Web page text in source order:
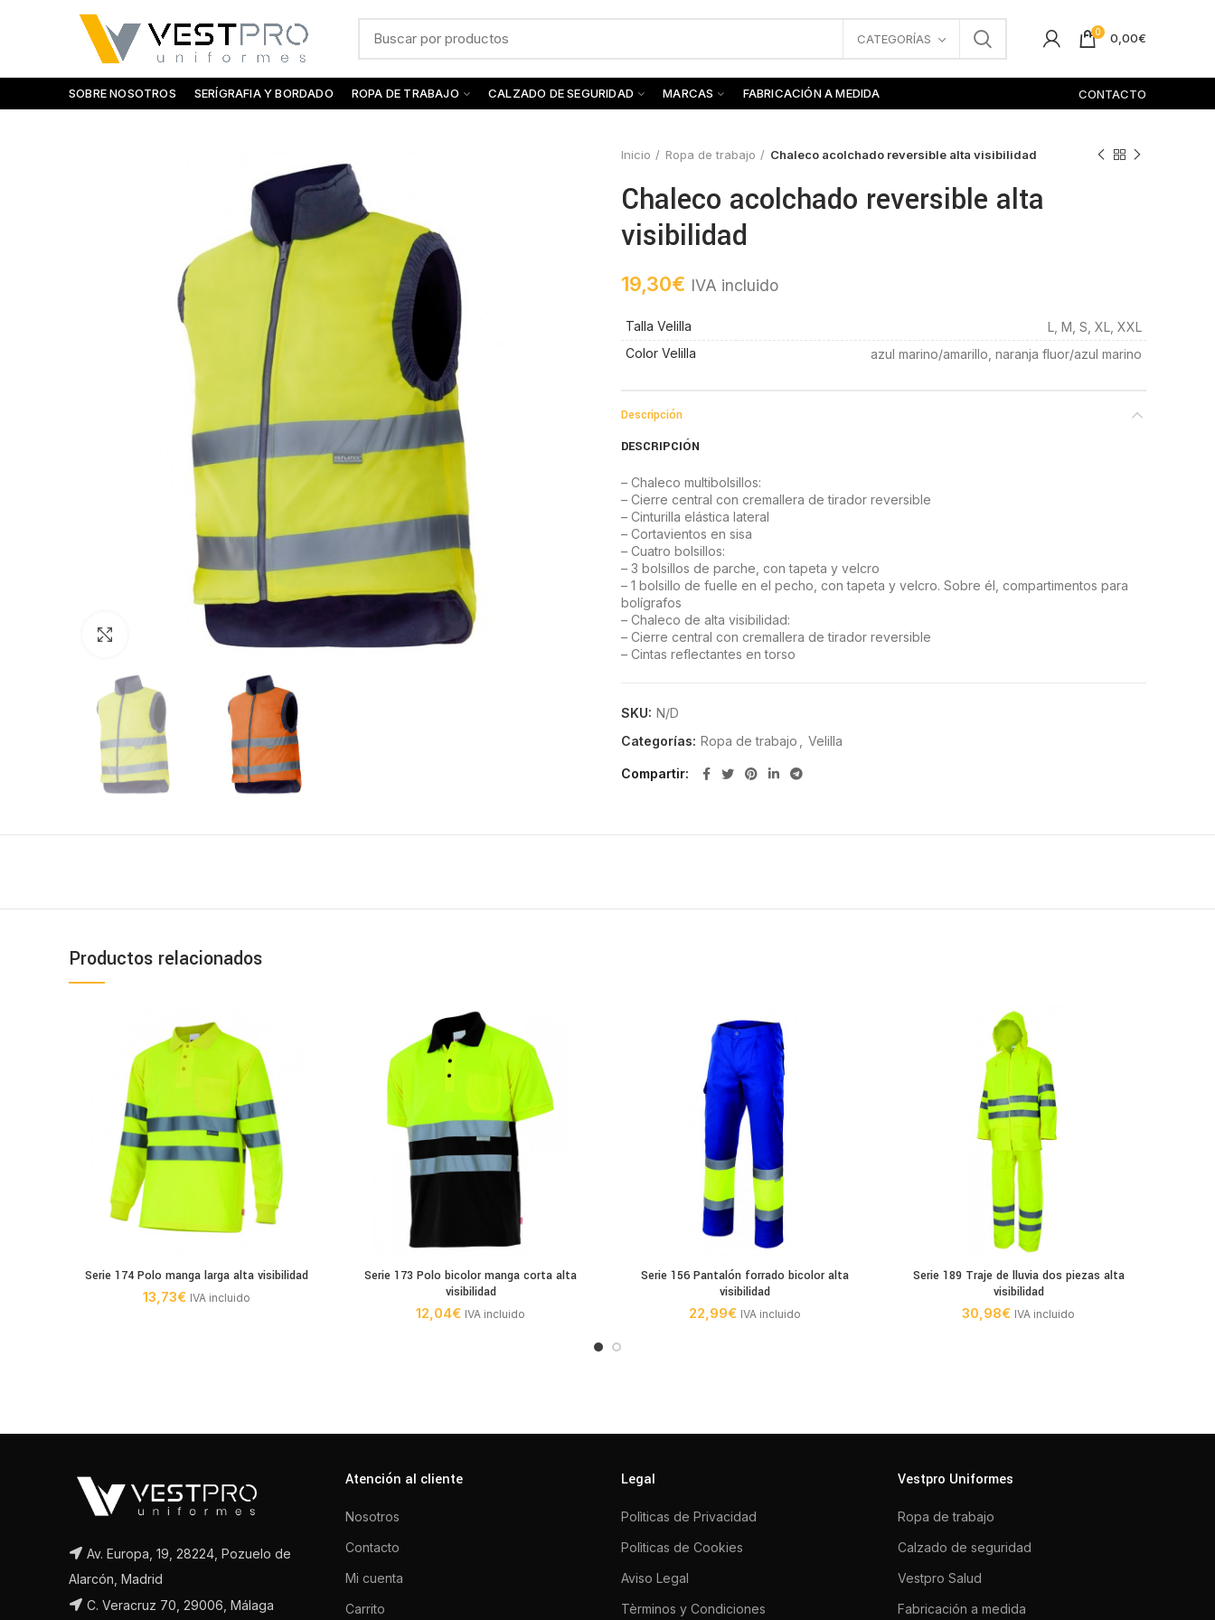
CATEGORÍAS 0 0,00€
SOBRE NOSOTROS SERÍGRAFIA Y BORDADO ROPA DE TRABAJO CALZADO DE SEGURIDAD MARCAS FABRICACIÓN A MEDIDA CONTACTO
Click to enlarge
Inicio Ropa de trabajo Chaleco acolchado reversible alta visibilidad
Chaleco acolchado reversible alta
visibilidad
19,30€ IVA incluido
Talla Velilla
L, M, S, XL, XXL
Color Velilla
azul marino/amarillo, naranja fluor/azul marino
Descripción
DESCRIPCIÓN
– Chaleco multibolsillos:
– Cierre central con cremallera de tirador reversible
– Cinturilla elástica lateral
– Cortavientos en sisa
– Cuatro bolsillos:
– 3 bolsillos de parche, con tapeta y velcro
– 1 bolsillo de fuelle en el pecho, con tapeta y velcro. Sobre él, compartimentos para
bolígrafos
– Chaleco de alta visibilidad:
– Cierre central con cremallera de tirador reversible
– Cintas reflectantes en torso
Exterior: microfibra Interior: plana. 100% poliéster
SKU: N/D
Categorías: Ropa de trabajo Velilla
Compartir
Productos relacionados
Serie 174 Polo manga larga alta visibilidad
13,73€ IVA incluido
Serie 173 Polo bicolor manga corta alta
visibilidad
12,04€ IVA incluido
Serie 156 Pantalón forrado bicolor alta
visibilidad
22,99€ IVA incluido
Serie 189 Traje de lluvia dos piezas alta
visibilidad
30,98€ IVA incluido
Av. Europa, 19, 28224, Pozuelo de
Alarcón, Madrid
C. Veracruz 70, 29006, Málaga
Atención al cliente
Nosotros
Contacto
Mi cuenta
Carrito
Legal
Polìticas de Privacidad
Polìticas de Cookies
Aviso Legal
Tèrminos y Condiciones
Vestpro Uniformes
Ropa de trabajo
Calzado de seguridad
Vestpro Salud
Fabricación a medida